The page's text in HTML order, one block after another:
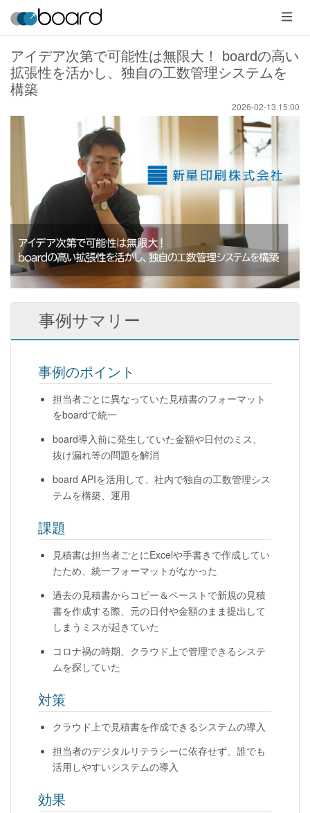
メ
ニ
ュ
ー
アイデア次第で可能性は無限大！ boardの高い
拡張性を活かし、独自の工数管理システムを
構築
2026-02-13 15:00
事例サマリー
事例のポイント
担当者ごとに異なっていた見積書のフォーマット
をboardで統一
board導入前に発生していた金額や日付のミス、
抜け漏れ等の問題を解消
board APIを活用して、社内で独自の工数管理シス
テムを構築、運用
課題
見積書は担当者ごとにExcelや手書きで作成してい
たため、統一フォーマットがなかった
過去の見積書からコピー＆ペーストで新規の見積
書を作成する際、元の日付や金額のまま提出して
しまうミスが起きていた
コロナ禍の時期、クラウド上で管理できるシステ
ムを探していた
対策
クラウド上で見積書を作成できるシステムの導入
担当者のデジタルリテラシーに依存せず、誰でも
活用しやすいシステムの導入
効果